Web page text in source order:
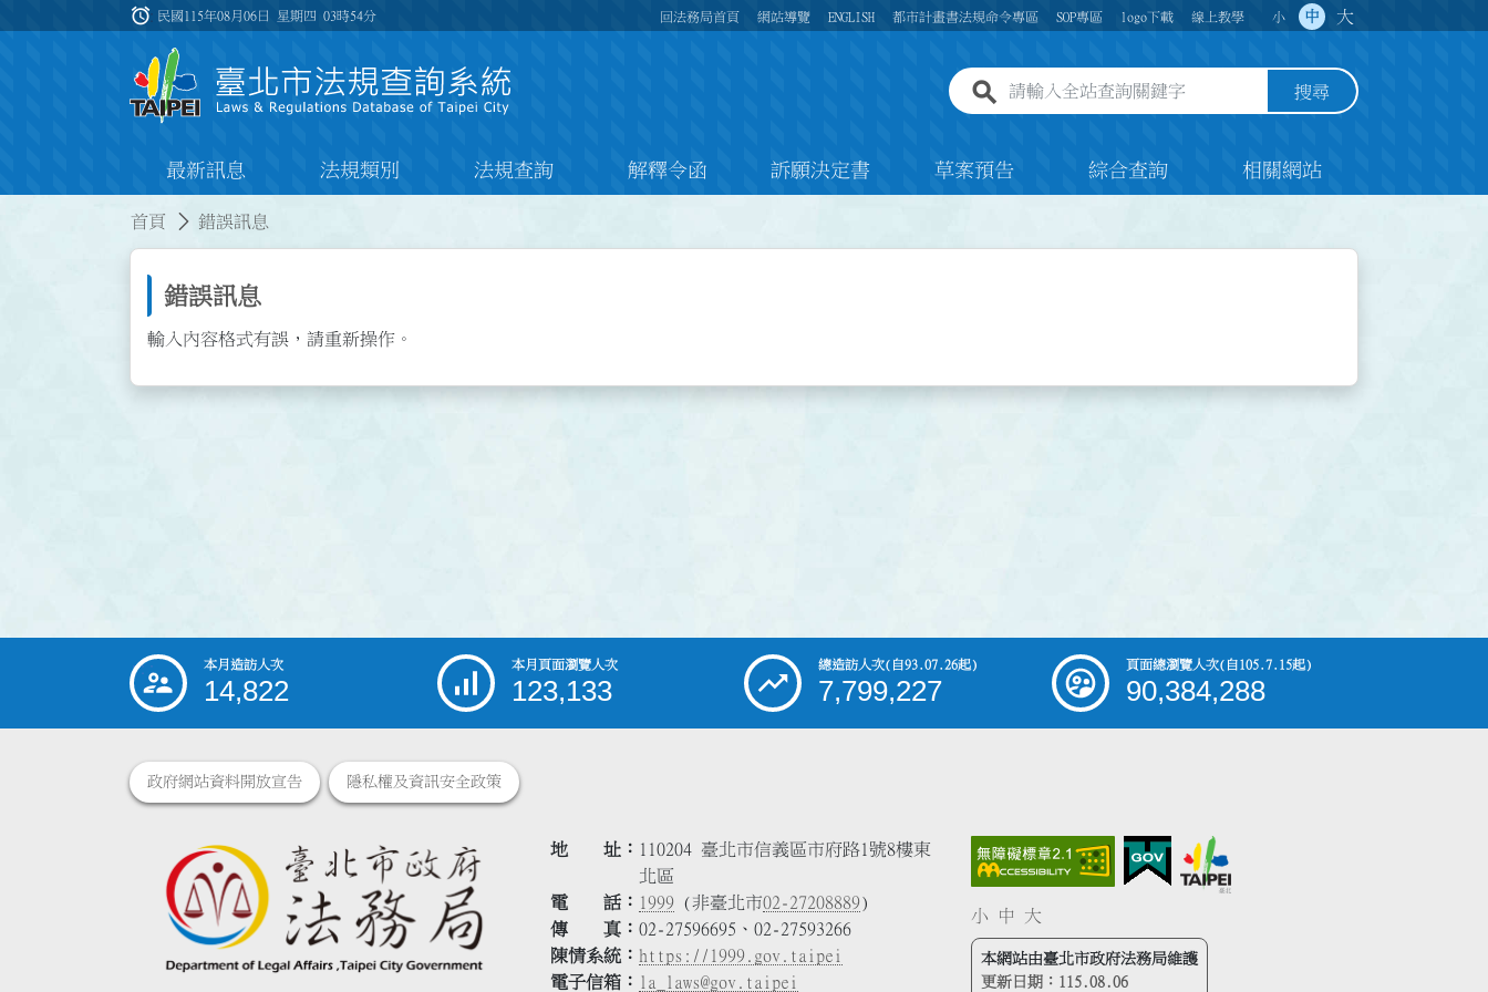
:::
alarm 民國115年08月06日 星期四03時54分 回法務局首頁 網站導覽 ENGLISH 都市計畫書法規命令專區 SOP專區 logo下載 線上教學 小 中 大
全站查詢關鍵字欄位 搜尋
最新訊息 法規類別 法規查詢 解釋令函 訴願決定書 草案預告 綜合查詢 相關網站
首頁 錯誤訊息
錯誤訊息
輸入內容格式有誤，請重新操作。
::: 本月造訪人次
14,822
本月頁面瀏覽人次
123,133
總造訪人次(自93.07.26起)
7,799,227
頁面總瀏覽人次(自105.7.15起)
90,384,288
政府網站資料開放宣告 隱私權及資訊安全政策
地 址
110204 臺北市信義區市府路1號8樓東
北區
電 話
1999 (非臺北市02-27208889)
傳 真
02-27596695、02-27593266
陳情系統
https://1999.gov.taipei
電子信箱
la_laws@gov.taipei
小 中 大
本網站由臺北市政府法務局維護
更新日期： 115.08.06